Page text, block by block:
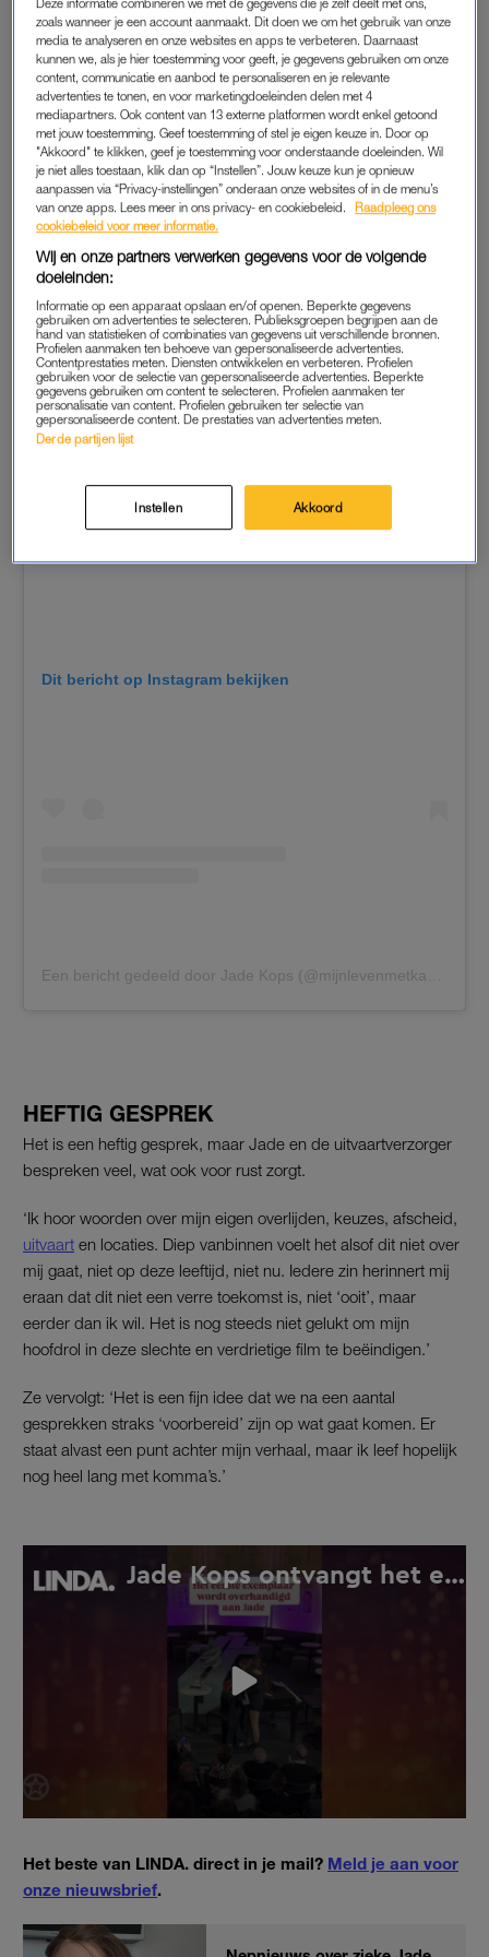
bang, maar vastberaden – naar de voordeur. Daar staat een
vriendelijke mevrouw. Ik zeg haar gedag en geef aan dat ze
binnen mag komen.’
Jadeschrikt van haar eigen woorden. ‘Ik laat een
uitvaartverzorger binnenkomen? Het moment van de waarheid
is aangebroken. Daar zit ik dan. Achttien jaar, in een kamer die
opeens veel te stil is, terwijl iemand tegenover mij praat over
dingen waar ik nog helemaal niet klaar voor ben.’
Tekst gaat verder onder het bericht.
Dit bericht op Instagram bekijken
Een bericht gedeeld door Jade Kops (@mijnlevenmetkanker_)
HEFTIG GESPREK
Het is een heftig gesprek, maar Jade en de uitvaartverzorger
bespreken veel, wat ook voor rust zorgt.
‘Ik hoor woorden over mijn eigen overlijden, keuzes, afscheid,
uitvaart en locaties. Diep vanbinnen voelt het alsof dit niet over
mij gaat, niet op deze leeftijd, niet nu. Iedere zin herinnert mij
eraan dat dit niet een verre toekomst is, niet ‘ooit’, maar
eerder dan ik wil. Het is nog steeds niet gelukt om mijn
hoofdrol in deze slechte en verdrietige film te beëindigen.’
Ze vervolgt: ‘Het is een fijn idee dat we na een aantal
gesprekken straks ‘voorbereid’ zijn op wat gaat komen. Er
staat alvast een punt achter mijn verhaal, maar ik leef hopelijk
nog heel lang met komma’s.’
Het beste van LINDA. direct in je mail? Meld je aan voor
onze nieuwsbrief.
zoals wanneer je een account aanmaakt. Dit doen we om het gebruik van onze
media te analyseren en onze websites en apps te verbeteren. Daarnaast
kunnen we, als je hier toestemming voor geeft, je gegevens gebruiken om onze
content, communicatie en aanbod te personaliseren en je relevante
advertenties te tonen, en voor marketingdoeleinden delen met 4
mediapartners. Ook content van 13 externe platformen wordt enkel getoond
met jouw toestemming. Geef toestemming of stel je eigen keuze in. Door op
"Akkoord" te klikken, geef je toestemming voor onderstaande doeleinden. Wil
je niet alles toestaan, klik dan op “Instellen”. Jouw keuze kun je opnieuw
aanpassen via “Privacy-instellingen” onderaan onze websites of in de menu’s
van onze apps. Lees meer in ons privacy- en cookiebeleid.
Raadpleeg ons
cookiebeleid voor meer informatie.
Wij en onze partners verwerken gegevens voor de volgende
doeleinden:
Informatie op een apparaat opslaan en/of openen. Beperkte gegevens
gebruiken om advertenties te selecteren. Publieksgroepen begrijpen aan de
hand van statistieken of combinaties van gegevens uit verschillende bronnen.
Profielen aanmaken ten behoeve van gepersonaliseerde advertenties.
Contentprestaties meten. Diensten ontwikkelen en verbeteren. Profielen
gebruiken voor de selectie van gepersonaliseerde advertenties. Beperkte
gegevens gebruiken om content te selecteren. Profielen aanmaken ter
personalisatie van content. Profielen gebruiken ter selectie van
gepersonaliseerde content. De prestaties van advertenties meten.
Derde partijen lijst
Instellen Akkoord